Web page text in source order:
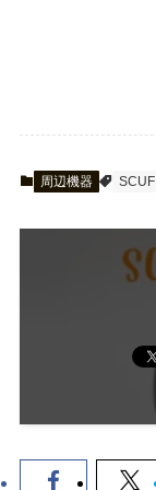
周辺機器 SCUF